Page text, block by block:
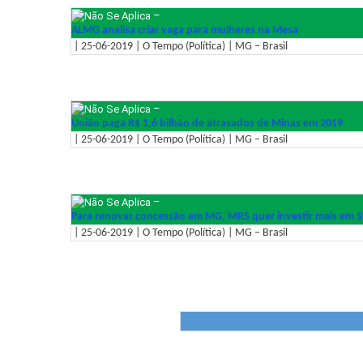
–
ALMG analisa criar vaga para mulheres na Mesa
| 25-06-2019 | O Tempo (Política) | MG – Brasil
–
União paga R$ 1,6 bilhão de atrasados de Minas em 2019
| 25-06-2019 | O Tempo (Política) | MG – Brasil
–
Para renovar concessão em MG, MRS quer investir mais em
| 25-06-2019 | O Tempo (Política) | MG – Brasil